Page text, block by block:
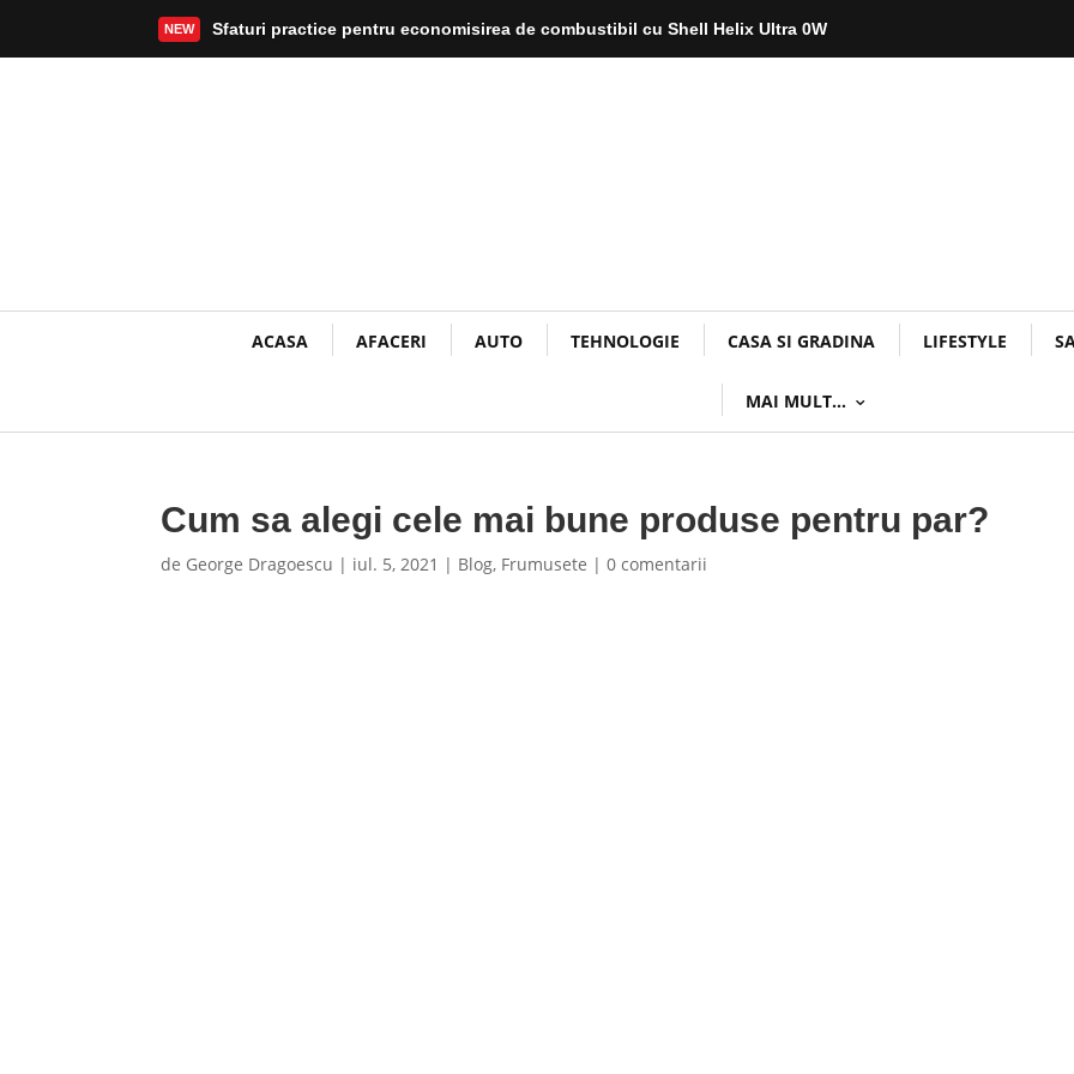
NEW Sfaturi practice pentru economisirea de combustibil cu Shell Helix Ultra 0W
Mai mult
ACASA AFACERI AUTO TEHNOLOGIE CASA SI GRADINA LIFESTYLE
MAI MULT…
Cum sa alegi cele mai bune produse pentru par?
de George Dragoescu | iul. 5, 2021 | Blog, Frumusete |0 comentarii